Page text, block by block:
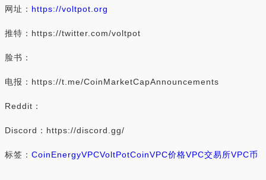
网址： https://voltpot.org
推特：https://twitter.com/voltpot
脸书：
电报：https://t.me/CoinMarketCapAnnouncements
Reddit：
Discord：https://discord.gg/
标签： CoinEnergyVPCVoltPotCoinVPC价格VPC交易所VPC币